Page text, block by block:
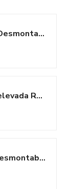
INTEX 55243 - Piscina Desmontable Rectangular con depuradora Prism Frame
INTEX 55211 - Piscina elevada Rectangular Prism Frame con depuradora
Intex 55220 - Piscina Desmontable Rectangular Ultra XTR Frame 549x274x132 +...